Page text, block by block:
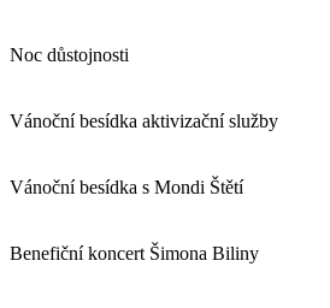
Noc důstojnosti
Vánoční besídka aktivizační služby
Vánoční besídka s Mondi Štětí
Benefiční koncert Šimona Biliny